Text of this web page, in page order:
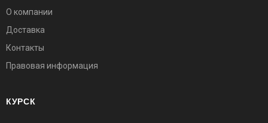
О компании
Доставка
Контакты
Правовая информация
КУРСК